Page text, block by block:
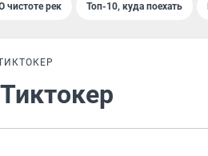
чистоте рек Топ-10, куда поехать